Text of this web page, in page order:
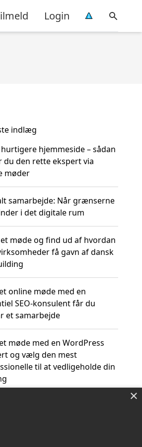
Login
indlæg
hurtigere hjemmeside – sådan
du den rette ekspert via
møder
samarbejde: Når grænserne
i det digitale rum
møde og find ud af hvordan
få gavn af dansk
online møde med en
SEO-konsulent får du
et samarbejde
møde med en WordPress
og vælg den mest
til at vedligeholde din
×